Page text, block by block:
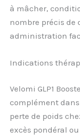
à mâcher,
nombre précis de
administration
Indications
Velomi GLP1
complément
perte de poids
excès pondéral